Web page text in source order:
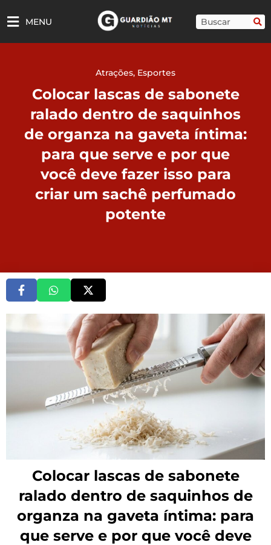
para
MENU Pesquisar
Atrações, Esportes
Colocar lascas de sabonete
ralado dentro de saquinhos
de organza na gaveta íntima:
para que serve e por que
você deve fazer isso para
criar um sachê perfumado
potente
Colocar lascas de sabonete
ralado dentro de saquinhos de
organza na gaveta íntima: para
que serve e por que você deve